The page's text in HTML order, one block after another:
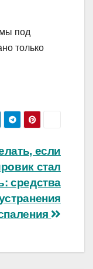
под
только
если
стал
средства